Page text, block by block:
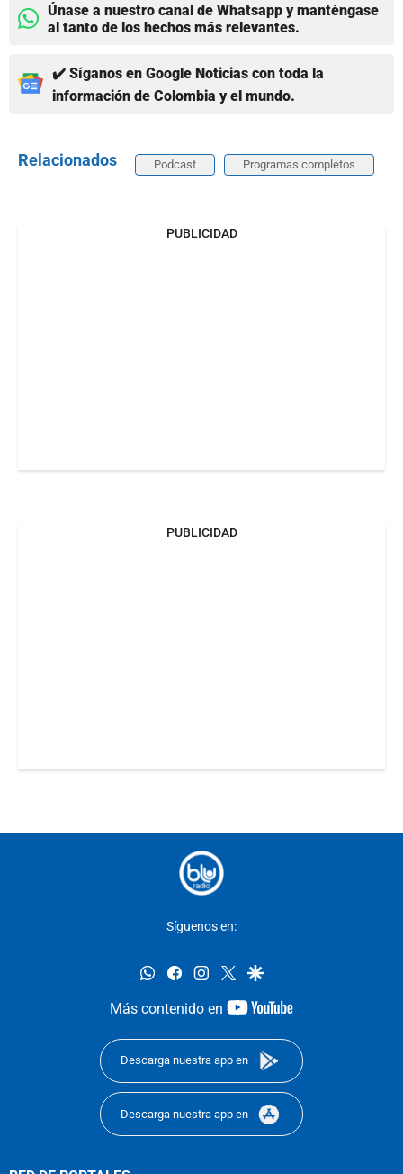
Únase a nuestro canal de Whatsapp y manténgase
al tanto de los hechos más relevantes.
✔️ Síganos en Google Noticias con toda la
información de Colombia y el mundo.
Relacionados Podcast Programas completos
PUBLICIDAD
PUBLICIDAD
Síguenos en:
whatsappfacebookinstagram
twittergoogle
Más contenido en
youtube-
Descarga nuestra app en
Descarga nuestra app en